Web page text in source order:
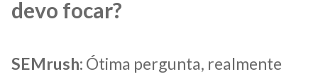
devo focar?
SEMrush: Ótima pergunta, realmente